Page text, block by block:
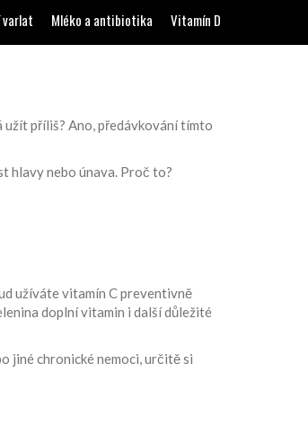
varlat Mléko a antibiotika Vitamín D
užít příliš? Ano, předávkování tímto
hlavy nebo únava. Proč to?
užíváte vitamín C preventivně
doplní vitamin i další důležité
jiné chronické nemoci, určitě si